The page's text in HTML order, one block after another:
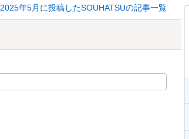
2025年5月に投稿したSOUHATSUの記事一覧